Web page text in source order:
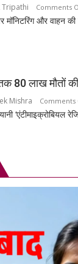
Tripathi Comments
और वाहन
80 लाख मौतों
Mishra Comments
‘एंटीमाइक्रोबियल